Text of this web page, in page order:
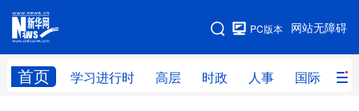
网站无障碍
PC版本
首页 学习进行时 高层 时政 人事 国际 财
网站地图